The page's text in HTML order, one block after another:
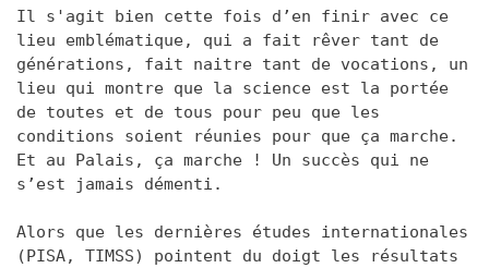
Il s'agit bien cette fois d’en finir avec ce
lieu emblématique, qui a fait rêver tant de
générations, fait naitre tant de vocations, un
lieu qui montre que la science est la portée
de toutes et de tous pour peu que les
conditions soient réunies pour que ça marche.
Et au Palais, ça marche ! Un succès qui ne
s’est jamais démenti.
Alors que les dernières études internationales
(PISA, TIMSS) pointent du doigt les résultats